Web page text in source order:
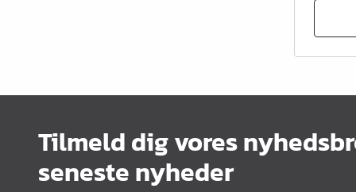
Tilmeld dig vores
seneste nyheder